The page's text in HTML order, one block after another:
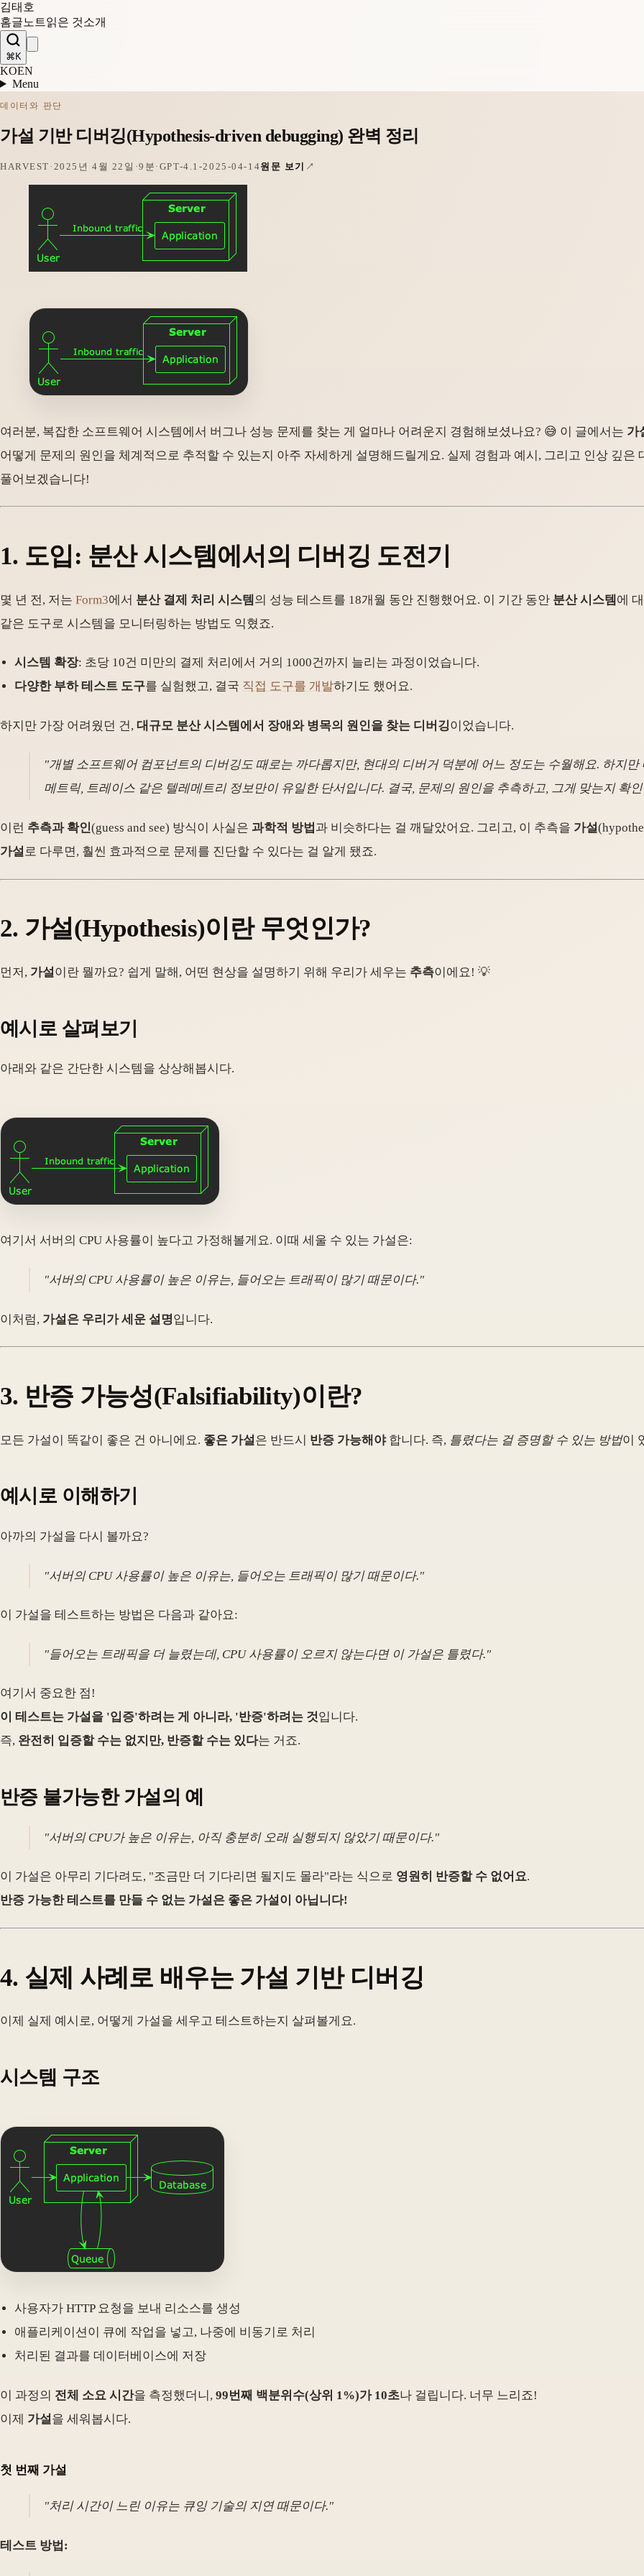
김태호
홈글 노트읽은 것소개
⌘K
KOEN
Menu
데이터와 판단
가설 기반 디버깅(Hypothesis-driven debugging) 완벽 정리
HARVEST · 2025년 4월 22일 ·9분 · GPT-4.1-2025-04-14원문 보기
여러분, 복잡한 소프트웨어 시스템에서 버그나 성능 문제를 찾는 게 얼마나 어려운지 경험해보셨나요? 😅 이 글에서는 가
어떻게 문제의 원인을 체계적으로 추적할 수 있는지 아주 자세하게 설명해드릴게요. 실제 경험과 예시, 그리고 인상 깊은
풀어보겠습니다!
1. 도입: 분산 시스템에서의 디버깅 도전기
몇 년 전, 저는 Form3에서 분산 결제 처리 시스템 의 성능 테스트를 18개월 동안 진행했어요. 이 기간 동안 분산 시스템 에
같은 도구로 시스템을 모니터링하는 방법도 익혔죠.
시스템 확장: 초당 10건 미만의 결제 처리에서 거의 1000건까지 늘리는 과정이었습니다.
다양한 부하 테스트 도구를 실험했고, 결국 직접 도구를 개발하기도 했어요.
하지만 가장 어려웠던 건, 대규모 분산 시스템에서 장애와 병목의 원인을 찾는 디버깅이었습니다.
"개별 소프트웨어 컴포넌트의 디버깅도 때로는 까다롭지만, 현대의 디버거 덕분에 어느 정도는 수월해요. 하지
메트릭, 트레이스 같은 텔레메트리 정보만이 유일한 단서입니다. 결국, 문제의 원인을 추측하고, 그게 맞는지 확
이런 추측과 확인(guess and see) 방식이 사실은 과학적 방법 과 비슷하다는 걸 깨달았어요. 그리고, 이 추측을 가설
가설로 다루면, 훨씬 효과적으로 문제를 진단할 수 있다는 걸 알게 됐죠.
2. 가설(Hypothesis)이란 무엇인가?
먼저, 가설이란 뭘까요? 쉽게 말해, 어떤 현상을 설명하기 위해 우리가 세우는 추측이에요! 💡
예시로 살펴보기
아래와 같은 간단한 시스템을 상상해봅시다.
여기서 서버의 CPU 사용률이 높다고 가정해볼게요. 이때 세울 수 있는 가설은:
"서버의 CPU 사용률이 높은 이유는, 들어오는 트래픽이 많기 때문이다."
이처럼, 가설은 우리가 세운 설명입니다.
3. 반증 가능성(Falsifiability)이란?
모든 가설이 똑같이 좋은 건 아니에요. 좋은 가설 은 반드시 반증 가능해야합니다. 즉, 틀렸다는 걸 증명할 수 있는 방법이
예시로 이해하기
아까의 가설을 다시 볼까요?
"서버의 CPU 사용률이 높은 이유는, 들어오는 트래픽이 많기 때문이다."
이 가설을 테스트하는 방법은 다음과 같아요:
"들어오는 트래픽을 더 늘렸는데, CPU 사용률이 오르지 않는다면 이 가설은 틀렸다."
여기서 중요한 점!
이 테스트는 가설을 '입증'하려는 게 아니라, '반증'하려는 것입니다.
즉, 완전히 입증할 수는 없지만, 반증할 수는 있다는 거죠.
반증 불가능한 가설의 예
"서버의 CPU가 높은 이유는, 아직 충분히 오래 실행되지 않았기 때문이다."
이 가설은 아무리 기다려도, "조금만 더 기다리면 될지도 몰라"라는 식으로 영원히 반증할 수 없어요.
반증 가능한 테스트를 만들 수 없는 가설은 좋은 가설이 아닙니다!
4. 실제 사례로 배우는 가설 기반 디버깅
이제 실제 예시로, 어떻게 가설을 세우고 테스트하는지 살펴볼게요.
시스템 구조
사용자가 HTTP 요청을 보내 리소스를 생성
애플리케이션이 큐에 작업을 넣고, 나중에 비동기로 처리
처리된 결과를 데이터베이스에 저장
이 과정의 전체 소요 시간을 측정했더니, 99번째 백분위수(상위 1%)가 10초나 걸립니다. 너무 느리죠!
이제 가설 을 세워봅시다.
첫 번째 가설
"처리 시간이 느린 이유는 큐잉 기술의 지연 때문이다."
테스트 방법: